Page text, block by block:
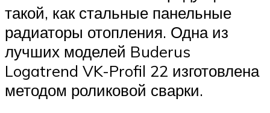
такой, как стальные панельные
радиаторы отопления. Одна из
лучших моделей Buderus
Logatrend VK-Profil 22 изготовлена
методом роликовой сварки.